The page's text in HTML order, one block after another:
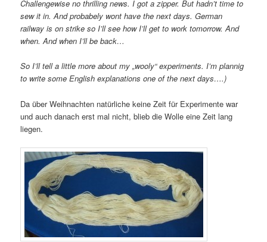
Challengewise no thrilling news. I got a zipper. But hadn’t time to
sew it in. And probabely wont have the next days. German
railway is on strike so I’ll see how I’ll get to work tomorrow. And
when. And when I’ll be back…
So I’ll tell a little more about my „wooly“ experiments. I’m plannig
to write some English explanations one of the next days….)
Da über Weihnachten natürliche keine Zeit für Experimente war
und auch danach erst mal nicht, blieb die Wolle eine Zeit lang
liegen.